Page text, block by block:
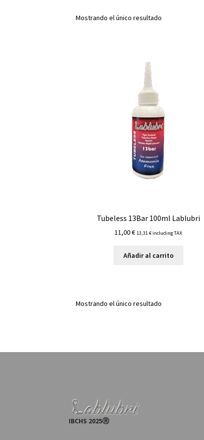
Mostrando el único resultado
Tubeless 13Bar 100ml Lablubri
11,00€ 13,31€including TAX
Añadir al carrito
Mostrando el único resultado
IBCHS 2025Ⓡ